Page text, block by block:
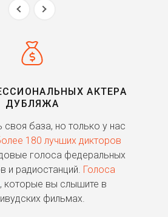
АКТЕРА
ДУБЛЯЖА
своя база, но только у нас
180 лучших дикторов
голоса федеральных
и радиостанций. Голоса
, которые вы слышите в
фильмах.